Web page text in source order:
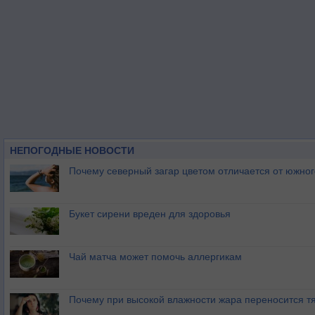
НЕПОГОДНЫЕ НОВОСТИ
Почему северный загар цветом отличается от
Букет сирени вреден для здоровья
Чай матча может помочь аллергикам
Почему при высокой влажности жара переносится